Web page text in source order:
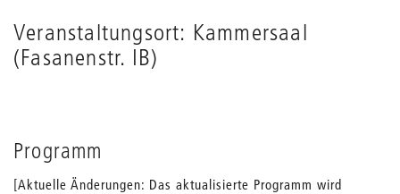
Veranstaltungsort: Kammersaal
(Fasanenstr. IB)
Programm
[Aktuelle Änderungen: Das aktualisierte Programm wird